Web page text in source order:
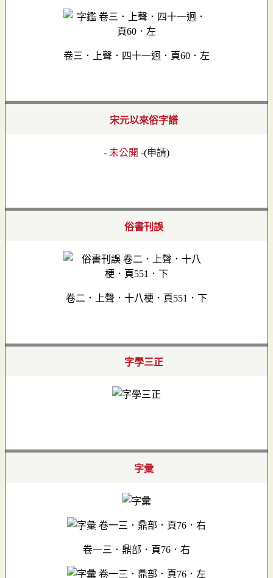
卷三．上聲．四十一迥．頁60．左
宋元以來俗字譜
- 未公開 -(申請)
俗書刊誤
卷二．上聲．十八梗．頁551．下
字學三正
字彙
卷一三．鼎部．頁76．右